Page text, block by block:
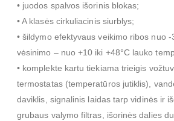
• juodos spalvos išorinis blokas;
• A klasės cirkuliacinis siurblys;
• šildymo efektyvaus veikimo ribos nuo -
vėsinimo – nuo +10 iki +48°C lauko
• komplekte kartu tiekiama trieigis
termostatas (temperatūros jutiklis),
daviklis, signalinis laidas tarp vidinės ir
grubaus valymo filtras, išorinės dalies